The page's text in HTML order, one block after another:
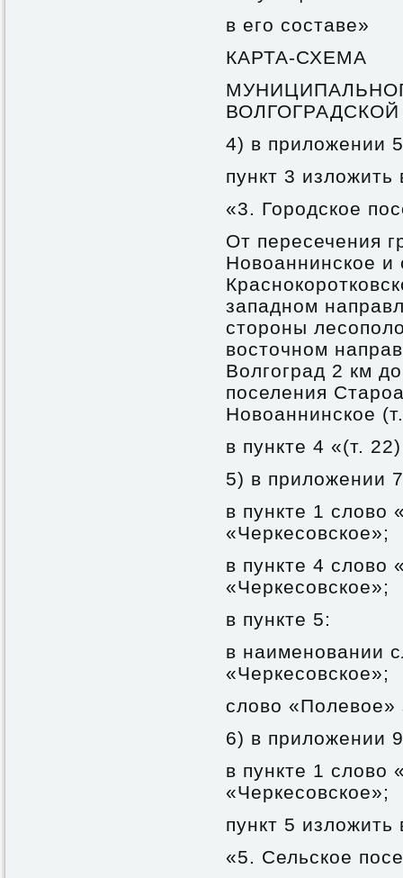
в его составе»
КАРТА-СХЕМА
4) в приложении
пункт 3
«3. Городское
От пересечения
Новоаннинское и
западном
стороны
восточном
Волгоград 2 км
поселения
Новоаннинское
в пункте 4 «(т.
5) в приложении
в пункте 1 слово
«Черкесовское»;
в пункте 4 слово
«Черкесовское»;
в пункте 5:
в наименовании
«Черкесовское»;
слово «Полевое»
6) в приложении
в пункте 1 слово
«Черкесовское»;
пункт 5
«5. Сельское